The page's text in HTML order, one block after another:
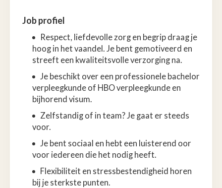
Job profiel
Respect, liefdevolle zorg en begrip draag je
hoog in het vaandel. Je bent gemotiveerd en
streeft een kwaliteitsvolle verzorging na.
Je beschikt over een professionele bachelor
verpleegkunde of HBO verpleegkunde en
bijhorend visum.
Zelfstandig of in team? Je gaat er steeds
voor.
Je bent sociaal en hebt een luisterend oor
voor iedereen die het nodig heeft.
Flexibiliteit en stressbestendigheid horen
bij je sterkste punten.